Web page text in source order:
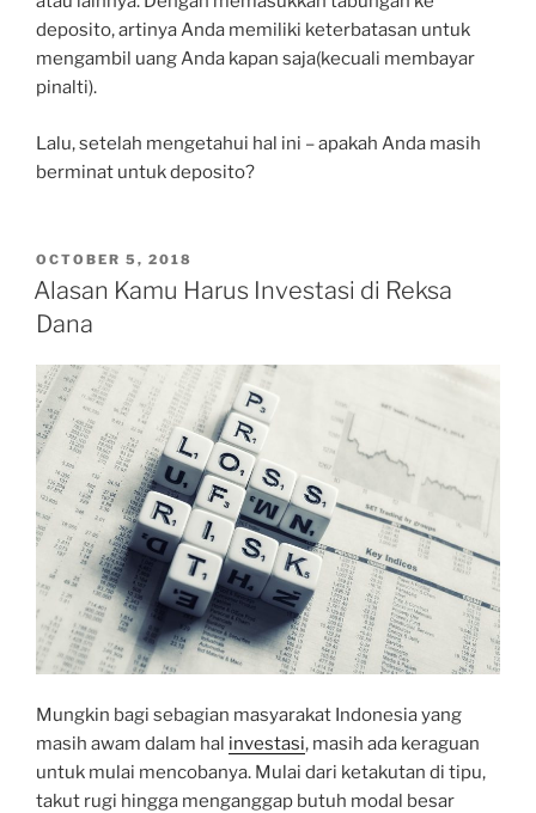
deposito, artinya Anda memiliki keterbatasan untuk
mengambil uang Anda kapan saja(kecuali membayar
pinalti).
Lalu, setelah mengetahui hal ini – apakah Anda masih
berminat untuk deposito?
POSTED
ON
OCTOBER 5, 2018
Alasan Kamu Harus Investasi di Reksa
Dana
Mungkin bagi sebagian masyarakat Indonesia yang
masih awam dalam hal investasi, masih ada keraguan
untuk mulai mencobanya. Mulai dari ketakutan di tipu,
takut rugi hingga menganggap butuh modal besar